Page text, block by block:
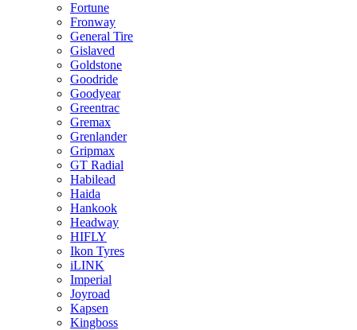
Fortune
Fronway
General Tire
Gislaved
Goldstone
Goodride
Goodyear
Greentrac
Gremax
Grenlander
Gripmax
GT Radial
Habilead
Haida
Hankook
Headway
HIFLY
Ikon Tyres
iLINK
Imperial
Joyroad
Kapsen
Kingboss